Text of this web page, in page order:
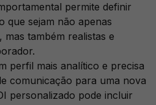
permite definir
que sejam não apenas
também realistas e
perfil mais analítico e precisa
comunicação para uma nova
personalizado pode incluir